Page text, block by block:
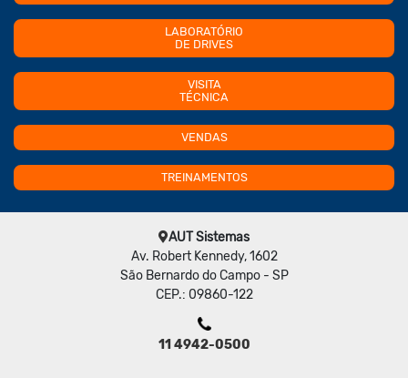
LABORATÓRIO
DE DRIVES
VISITA
TÉCNICA
VENDAS
TREINAMENTOS
AUT Sistemas
Av. Robert Kennedy, 1602
São Bernardo do Campo - SP
CEP.: 09860-122
11 4942-0500